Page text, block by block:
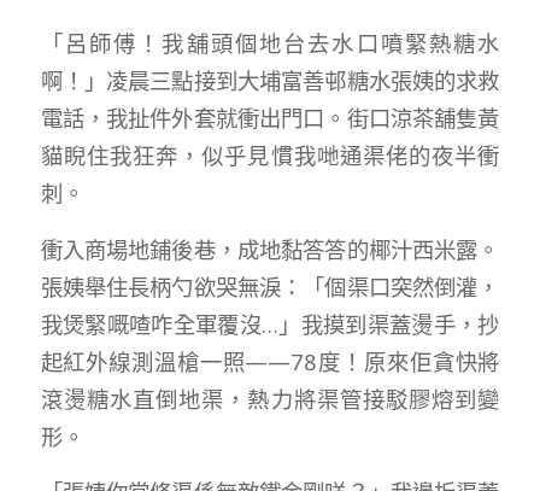
「呂師傅！我舖頭個地台去水口噴緊熱糖水
啊！」凌晨三點接到大埔富善邨糖水張姨的求救
電話，我扯件外套就衝出門口。街口涼茶舖隻黃
貓睨住我狂奔，似乎見慣我哋通渠佬的夜半衝
刺。
衝入商場地鋪後巷，成地黏答答的椰汁西米露。
張姨舉住長柄勺欲哭無淚：「個渠口突然倒灌，
我煲緊嘅喳咋全軍覆沒…」我摸到渠蓋燙手，抄
起紅外線測溫槍一照——78度！原來佢貪快將
滾燙糖水直倒地渠，熱力將渠管接駁膠熔到變
形。